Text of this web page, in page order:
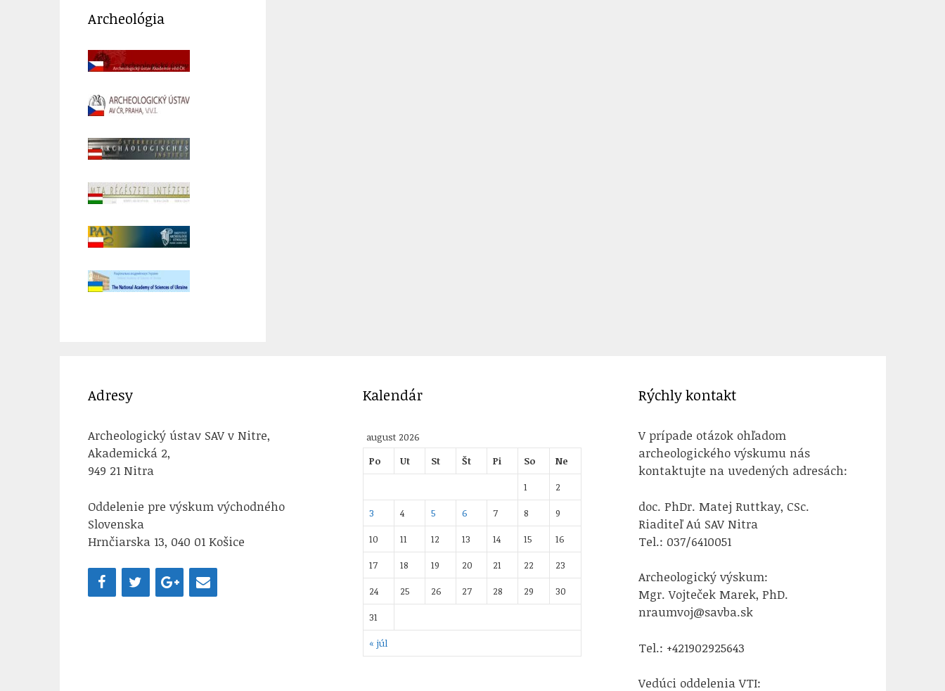
Archeológia
Adresy
Archeologický ústav SAV v Nitre,
Akademická 2,
949 21 Nitra
Oddelenie pre výskum východného
Slovenska
Hrnčiarska 13, 040 01 Košice
Kalendár
august 2026
Po
Ut St Št Pi So Ne
« júl
1
2
3
4 5 6 7 8
9
10
11 12 13 14 15
16
17
18 19 20 21 22
23
24
25 26 27 28 29
30
31
Rýchly kontakt
V prípade otázok ohľadom
archeologického výskumu nás
kontaktujte na uvedených adresách:
doc. PhDr. Matej Ruttkay, CSc.
Riaditeľ Aú SAV Nitra
Tel.: 037/6410051
Archeologický výskum:
Mgr. Vojteček Marek, PhD.
nraumvoj@savba.sk
Tel.: +421902925643
Vedúci oddelenia VTI: